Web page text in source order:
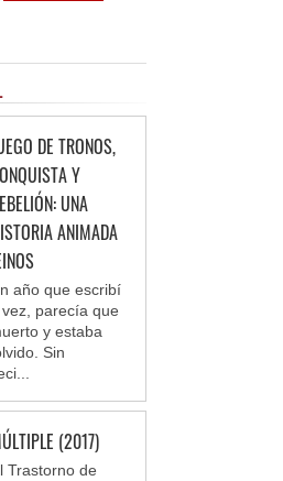
DE TRONOS,
Y
UNA
ANIMADA
año que escribí
parecía que
y estaba
Sin
(2017)
Trastorno de